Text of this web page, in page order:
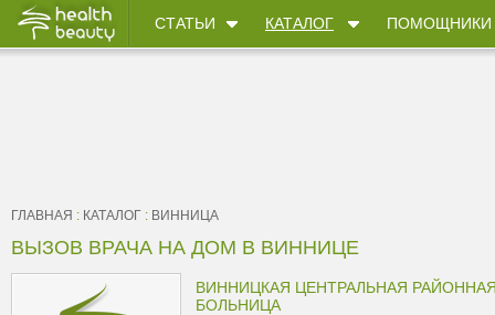
СТАТЬИ КАТАЛОГ ПОМОЩНИКИ
ГЛАВНАЯ : КАТАЛОГ : ВИННИЦА
ВЫЗОВ ВРАЧА НА ДОМ В ВИННИЦЕ
ВИННИЦКАЯ ЦЕНТРАЛЬНАЯ
БОЛЬНИЦА